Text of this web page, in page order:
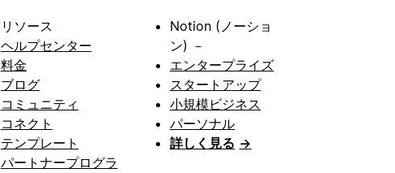
リソース
ヘルプセンター
料金
ブログ
コミュニティ
コネクト
テンプレート
パートナープログラ
Notion (ノーショ
ン) －
エンタープライズ
スタートアップ
小規模ビジネス
パーソナル
詳しく見る →